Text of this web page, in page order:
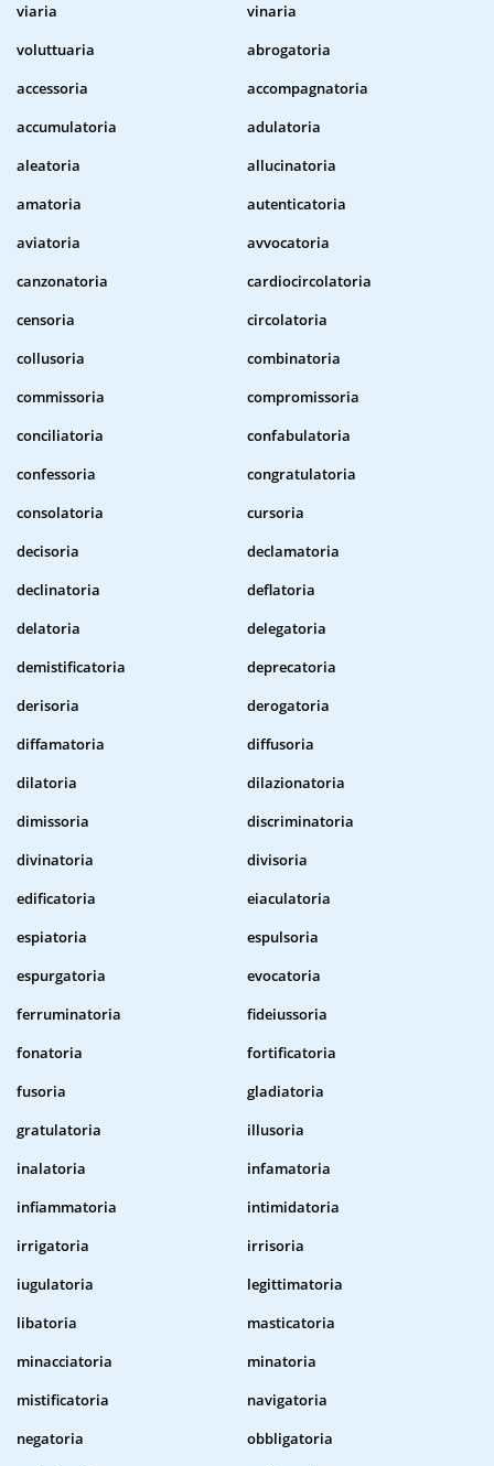
viaria
vinaria
voluttuaria
abrogatoria
accessoria
accompagnatoria
accumulatoria
adulatoria
aleatoria
allucinatoria
amatoria
autenticatoria
aviatoria
avvocatoria
canzonatoria
cardiocircolatoria
censoria
circolatoria
collusoria
combinatoria
commissoria
compromissoria
conciliatoria
confabulatoria
confessoria
congratulatoria
consolatoria
cursoria
decisoria
declamatoria
declinatoria
deflatoria
delatoria
delegatoria
demistificatoria
deprecatoria
derisoria
derogatoria
diffamatoria
diffusoria
dilatoria
dilazionatoria
dimissoria
discriminatoria
divinatoria
divisoria
edificatoria
eiaculatoria
espiatoria
espulsoria
espurgatoria
evocatoria
ferruminatoria
fideiussoria
fonatoria
fortificatoria
fusoria
gladiatoria
gratulatoria
illusoria
inalatoria
infamatoria
infiammatoria
intimidatoria
irrigatoria
irrisoria
iugulatoria
legittimatoria
libatoria
masticatoria
minacciatoria
minatoria
mistificatoria
navigatoria
negatoria
obbligatoria